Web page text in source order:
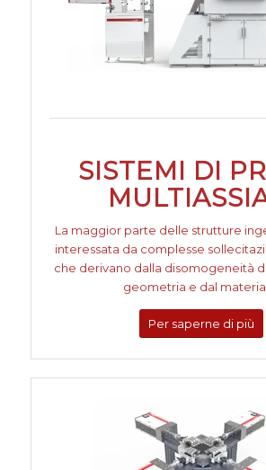
SISTEMI DI
La maggior parte delle strutture
interessata da complesse
che derivano dalla disomogeneità
geometria e dal
Per saperne di più